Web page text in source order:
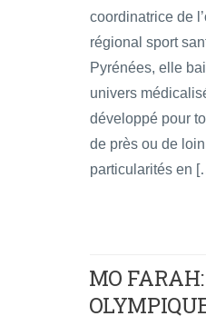
coordinatrice de
régional sport
Pyrénées, elle
univers
développé pour
de près ou de
particularités en
MO